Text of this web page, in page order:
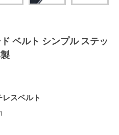
ベルト シンプル ステッ
レスベルト